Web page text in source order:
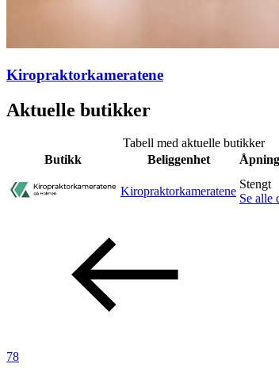
Kiropraktorkameratene
Aktuelle butikker
Tabell med aktuelle butikker
Butikk
Beliggenhet
Kiropraktorkameratene
Stengt
Se alle
78